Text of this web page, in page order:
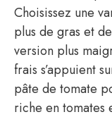
Choisissez une
plus de gras et
version plus
frais s’appuient
pâte de tomate
riche en tomates